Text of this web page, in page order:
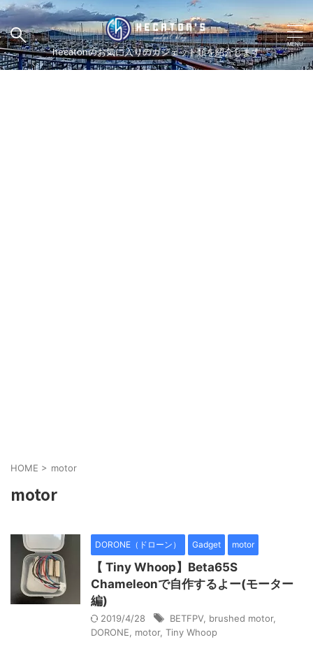
hecatonのお気に入りのガジェット類を紹介します
HOME > motor
motor
DORONE（ドローン） Gadget motor
【 Tiny Whoop】Beta65S
Chameleonで自作するよー(モーター
編)
2019/4/28 BETFPV, brushed motor,
DORONE
motor, Tiny Whoop